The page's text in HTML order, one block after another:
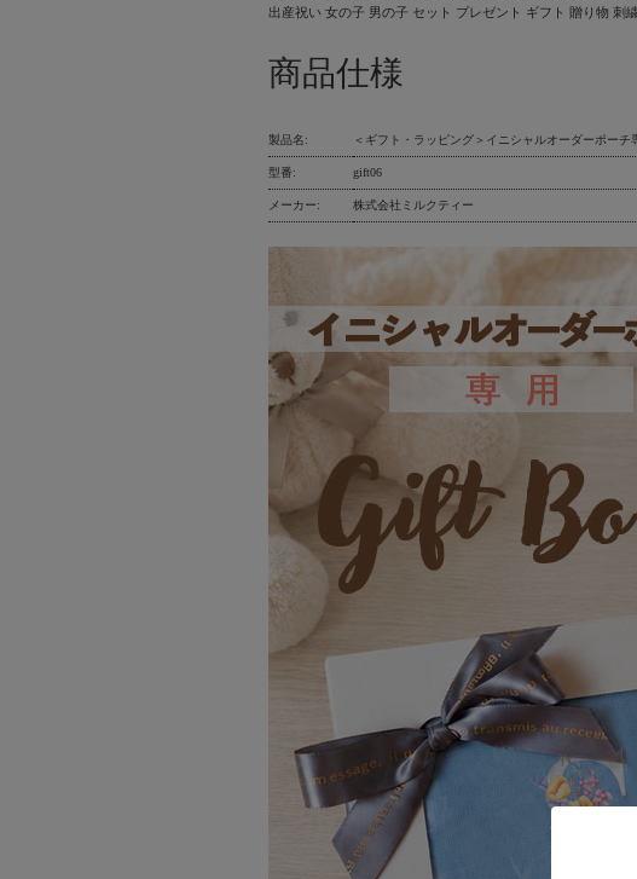
出産祝い 女の子 男の子 セット プレゼント ギフト 贈り物
商品仕様
製品名: ＜ギフト・ラッピング＞イニシャルオーダーポーチ
型番: gift06
メーカー: 株式会社ミルクティー